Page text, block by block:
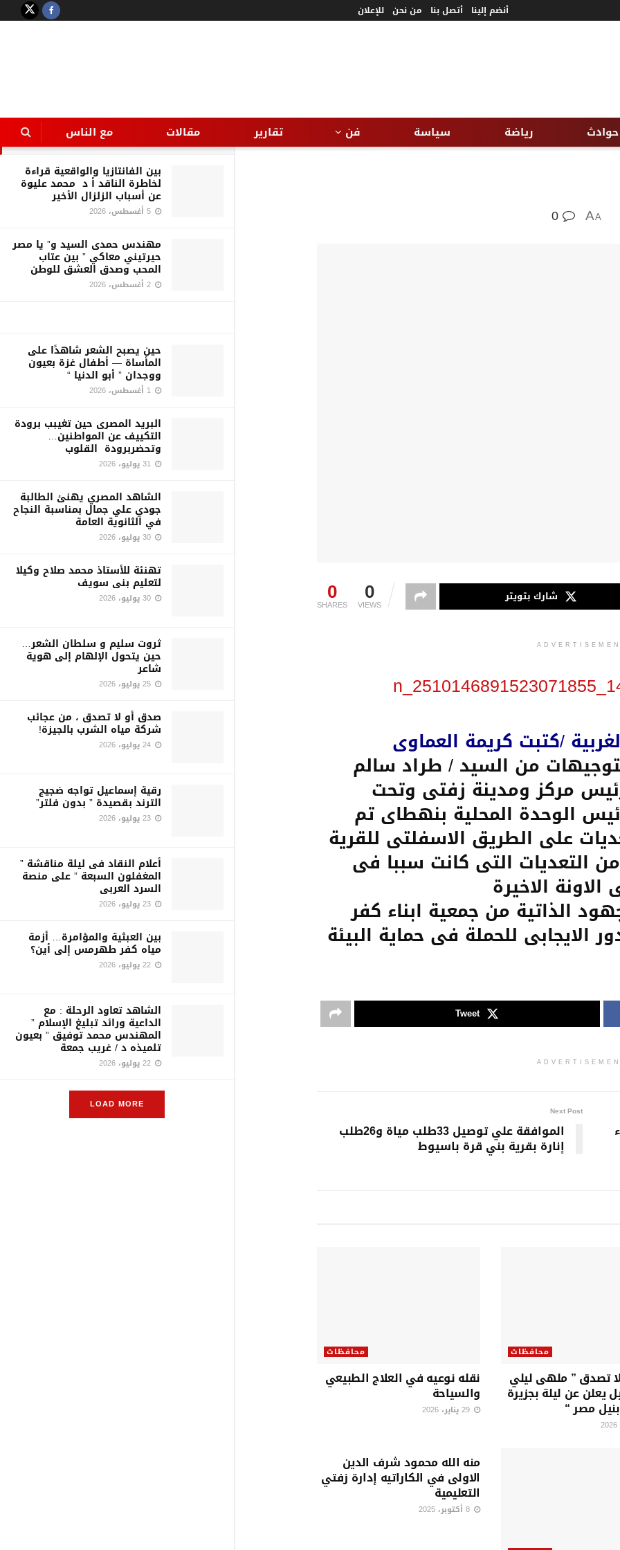
LATEST
مجلس مدينة زفتى يتوعد التعديات
بين الفانتازيا والواقعية قراءة
لخاطرة الناقد أ د محمد عليوة
عن أسباب الزلزال الأخير
مهندس حمدى السيد و” يا مصر
حيرتيني معاكي ” بين عتاب
المحب وصدق العشق للوطن
حين يصبح الشعر شاهدًا على
المأساة — أطفال غزة بعيون
ووجدان ” أبو الدنيا “
البريد المصرى حين تغيبب برودة
التكييف عن المواطنين…
وتحضربرودة القلوب
الشاهد المصري يهنئ الطالبة
جودي علي جمال بمناسبة النجاح
في الثانوية العامة
تهنئة للأستاذ محمد صلاح وكيلا
لتعليم بنى سويف
ثروت سليم و سلطان الشعر…
حين يتحول الإلهام إلى هوية
شاعر
صدق أو لا تصدق ، من عجائب
شركة مياه الشرب بالجيزة!
رقية إسماعيل تواجه ضجيج
الترند بقصيدة ” بدون فلتر”
أعلام النقاد فى ليلة مناقشة ”
المغفلون السبعة ” على منصة
السرد العربى
بين العبثية والمؤامرة… أزمة
مياه كفر طهرمس إلى أين؟
الشاهد تعاود الرحلة : مع
الداعية ورائد تبليغ الإسلام ”
المهندس محمد توفيق ” بعيون
تلميذه د / غريب جمعة
LOAD MORE
أنضم إلينا أتصل بنا من نحن للإعلان
حوادث رياضة سياسة فن تقارير مقالات مع الناس
A
A
0
SHARES 0
VIEWS
شارك بتويتر
/كتبت كريمة العماوى
من السيد / طراد سالم
مركز ومدينة زفتى وتحت
الوحدة المحلية بنهطاى تم
على الطريق اﻻسفلتى للقرية
من التعديات التى كانت سببا فى
الاخيرة
الذاتية من جمعية ابناء كفر
اﻻيجابى للحملة فى حماية البيئة
Tweet
Next Post
الموافقة علي توصيل 33طلب مياة و26طلب
إنارة بقرية بني قرة باسيوط
محافظات
تصدق ” ملهى ليلي
يعلن عن ليلة بجزيرة
مصر “
محافظات
نقله نوعيه في العلاج الطبيعي
والسياحة
منه الله محمود شرف الدين
الاولى في الكاراتيه إدارة زفتي
التعليمية